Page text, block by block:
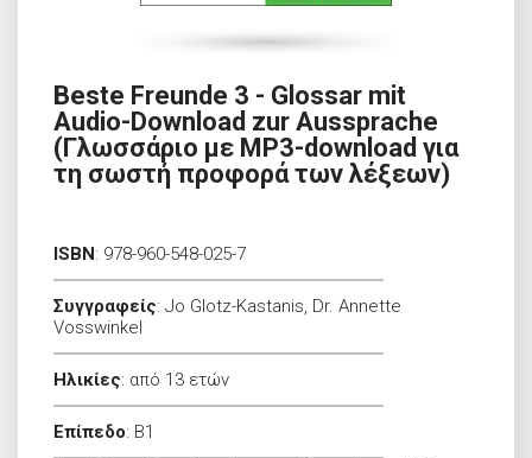
Beste Freunde 3 - Glossar mit
Audio-Download zur Aussprache
(Γλωσσάριο με MP3-download για
τη σωστή προφορά των λέξεων)
ISBN: 978-960-548-025-7
Συγγραφείς: Jo Glotz-Kastanis, Dr. Annette
Vosswinkel
Ηλικίες: από 13 ετών
Επίπεδο: B1